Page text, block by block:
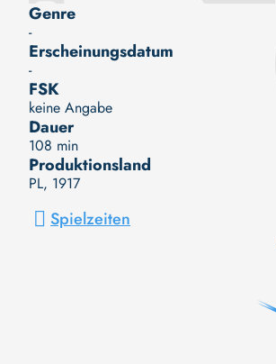
Genre
-
Erscheinungsdatum
-
FSK
keine Angabe
Dauer
108 min
Produktionsland
PL, 1917
Spielzeiten